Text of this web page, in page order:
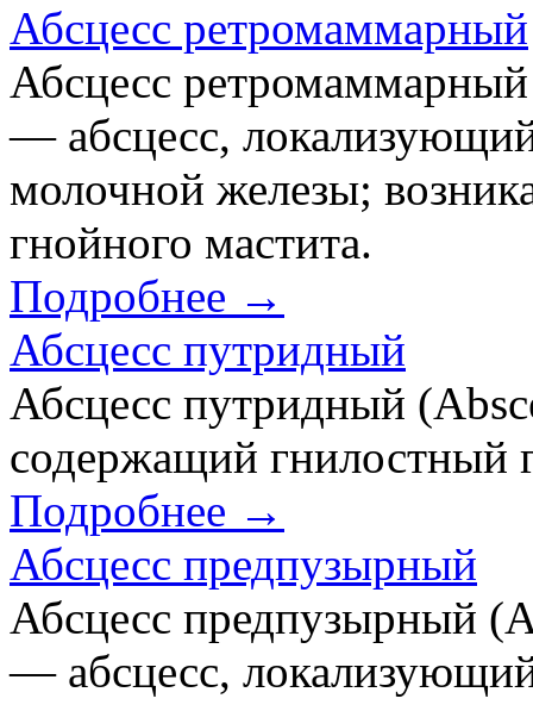
Абсцесс ретромаммарный
Абсцесс
— абсцесс,
молочной железы;
гнойного мастита.
Подробнее →
Абсцесс путридный
Абсцесс путридный
содержащий гнилостный
Подробнее →
Абсцесс предпузырный
Абсцесс предпузырный
— абсцесс,